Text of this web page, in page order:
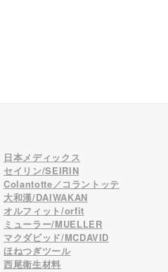
日本メディックス
セイリン/SEIRIN
Colantotte／コラントッテ
大和漢/DAIWAKAN
オルフィット/orfit
ミューラー/MUELLER
マクダビッド/MCDAVID
ほねつぎツール
西尾衛生材料